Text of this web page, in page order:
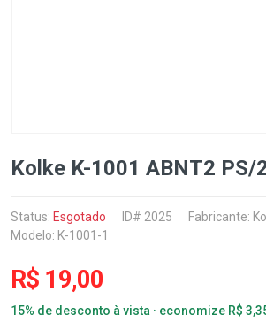
Kolke K-1001 ABNT2 PS/
Status: Esgotado ID# 2025 Fabricante:
Modelo: K-1001-1
R$ 19,00
15% de desconto à vista · economize R$